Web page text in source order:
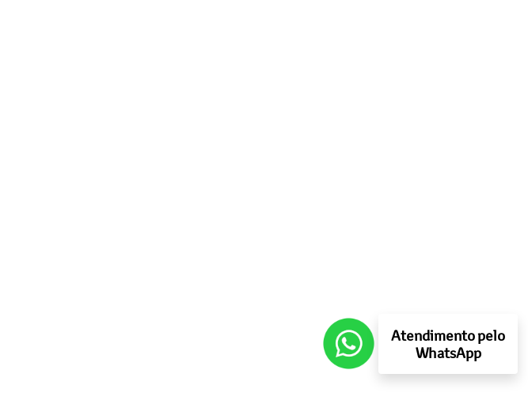
Atendimento pelo
WhatsApp